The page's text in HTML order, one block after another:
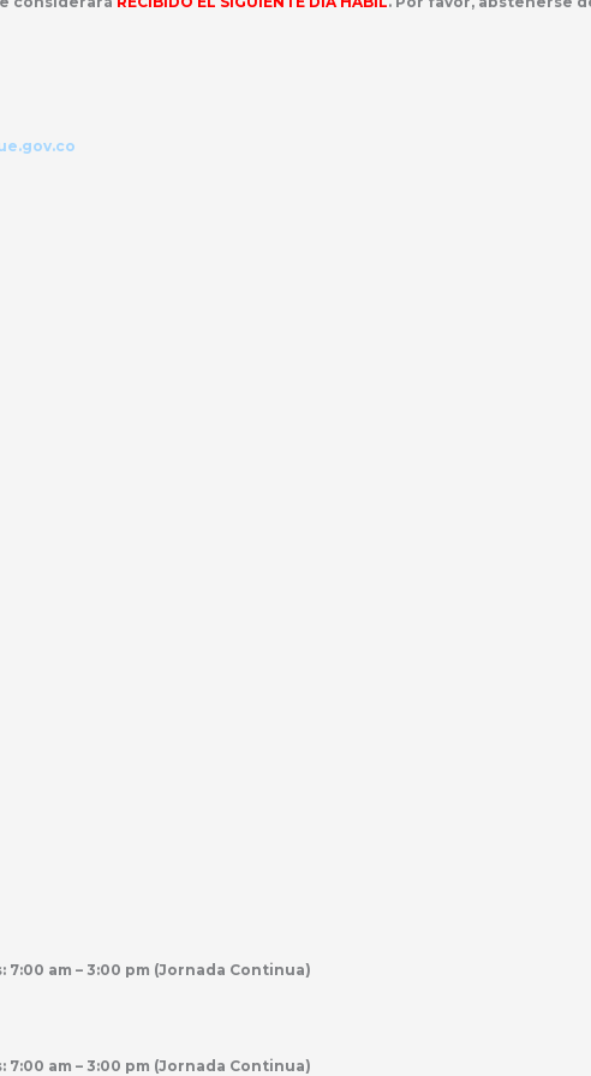
7:00 am – 3:00 pm (Jornada Continua)
7:00 am – 3:00 pm (Jornada Continua)